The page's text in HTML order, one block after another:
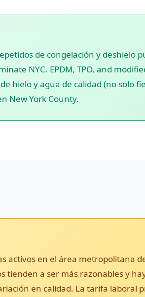
de congelación y deshielo
NYC. EPDM, TPO, and
hielo y agua de calidad (no solo
New York County.
activos en el área metropolitana
tienden a ser más razonables y
en calidad. La tarifa laboral